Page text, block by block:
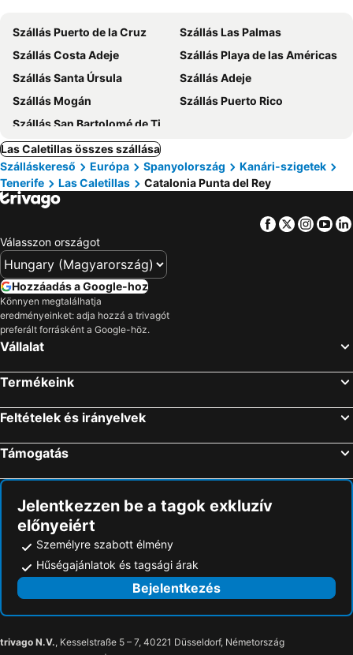
Szállás Puerto de la Cruz
Szállás Las Palmas
Szállás Costa Adeje
Szállás Playa de las Américas
Szállás Santa Úrsula
Szállás Adeje
Szállás Mogán
Szállás Puerto Rico
Szállás San Bartolomé de Tirajana
Las Caletillas összes szállása
Szálláskereső
Európa Spanyolország
Kanári-szigetek
Tenerife
Las Caletillas Catalonia Punta del Rey
Facebook
Twitter
Válasszon országot
Hozzáadás a Google-hoz
Könnyen megtalálhatja
eredményeinket: adja hozzá a trivagót
preferált forrásként a Google-höz.
Vállalat
Termékeink
Feltételek és irányelvek
Támogatás
Jelentkezzen be a tagok exkluzív
előnyeiért
Személyre szabott élmény
Hűségajánlatok és tagsági árak
Bejelentkezés
trivago N.V., Kesselstraße 5 – 7, 40221 Düsseldorf, Németország